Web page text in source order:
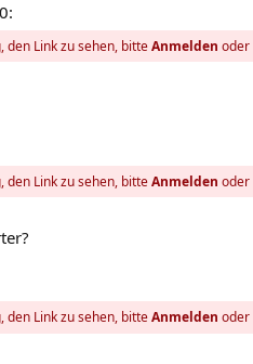
den Link zu sehen, bitteAnmelden oder
den Link zu sehen, bitteAnmelden oder
den Link zu sehen, bitteAnmelden oder